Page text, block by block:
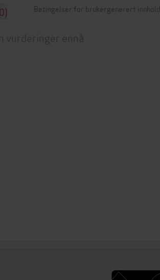
Betingelser for brukergenerert innhold
vurderinger ennå